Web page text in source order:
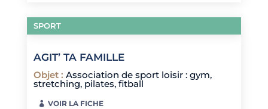
SPORT
AGIT’ TA FAMILLE
Objet : Association de sport loisir : gym,
stretching, pilates, fitball
VOIR LA FICHE